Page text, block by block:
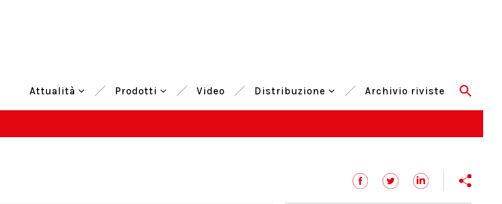
Attualità Prodotti Video Distribuzione Archivio riviste